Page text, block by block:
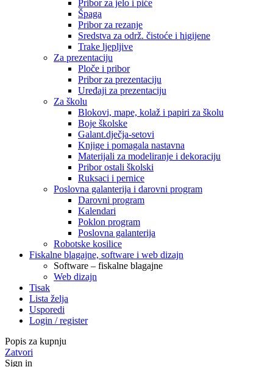
Pribor za jelo i piće
Špaga
Pribor za rezanje
Sredstva za održ. čistoće i higijene
Trake ljepljive
Za prezentaciju
Ploče i pribor
Pribor za prezentaciju
Uređaji za prezentaciju
Za školu
Blokovi, mape, kolaž i papiri za školu
Boje školske
Galant.dječja-setovi
Knjige i pomagala nastavna
Materijali za modeliranje i dekoraciju
Pribor ostali školski
Ruksaci i pernice
Poslovna galanterija i darovni program
Darovni program
Kalendari
Poklon program
Poslovna galanterija
Robotske kosilice
Fiskalne blagajne, software i web dizajn
Software – fiskalne blagajne
Web dizajn
Tisak
Lista želja
Usporedi
Login / register
Popis za kupnju
Zatvori
Sign in